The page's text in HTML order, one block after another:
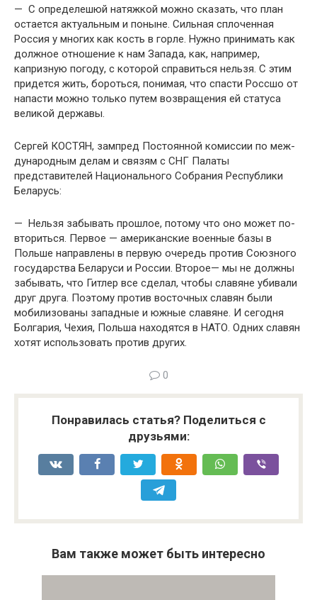
— С определешюй натяжкой можно сказать, что план
остается актуальным и поныне. Сильная сплоченная
Россия у многих как кость в горле. Нужно принимать как
должное отношение к нам Запада, как, например,
капризную погоду, с которой справиться нельзя. С этим
придется жить, бороть­ся, понимая, что спасти Россшо от
напасти можно только путем возвращения ей статуса
великой державы.
Сергей КОСТЯН, зампред Постоянной комиссии по меж­
дународным делам и связям с СНГ Палаты
представителей Национального Собрания Республики
Беларусь:
— Нельзя забывать прошлое, потому что оно может по­
вториться. Первое — американские военные базы в
Польше направлены в первую очередь против Союзного
государства Беларуси и России. Второе— мы не должны
забывать, что Гитлер все сделал, чтобы славяне убивали
друг друга. Поэ­тому против восточных славян были
мобилизованы запад­ные и южные славяне. И сегодня
Болгария, Чехия, Польша находятся в НАТО. Одних славян
хотят использовать про­тив других.
0
Понравилась статья? Поделиться с
друзьями:
Вам также может быть интересно